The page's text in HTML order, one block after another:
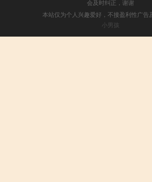
会及时纠正，谢谢
本站仅为个人兴趣爱好，不接盈利性广告
小男孩